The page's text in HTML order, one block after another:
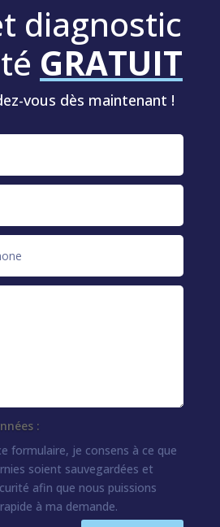
diagnostic
GRATUIT
vous dès maintenant !
:
formulaire, je consens à ce que
soient sauvegardées et
afin que nous puissions
à ma demande.